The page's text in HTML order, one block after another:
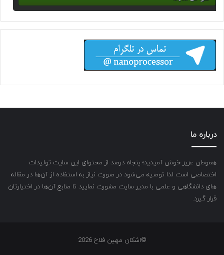
درباره ما
هموطن عزیز خوش آمیدید؛ پنجاه درصد از محتوای این سایت تولیدات
اختصاصی است لذا توصیه می‌شود در صورت نیاز به استفاده از آن‌ها در مقاله
های دانشگاهی و علمی با مدیر سایت مشورت نمایید تا منابع آن‌ها در اختیارتان
قرار گیرد.
©اشکان مهین فلاح 2026